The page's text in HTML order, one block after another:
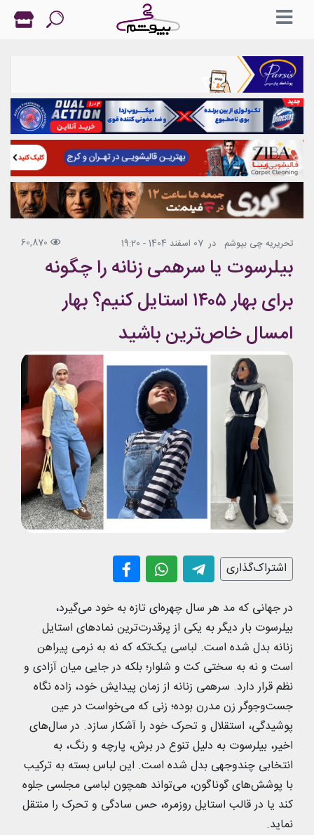
تحریریه چی بپوشم در 07 اسفند 1404 - 19:20 60,870
بیلرسوت یا سرهمی زنانه را چگونه
برای بهار ۱۴۰۵ استایل کنیم؟ بهار
امسال خاص‌ترین باشید
اشتراک‌گذاری
در جهانی که مد هر سال چهره‌ای تازه به خود می‌گیرد،
بیلرسوت بار دیگر به یکی از پرقدرت‌ترین نمادهای استایل
زنانه بدل شده است. لباسی یک‌تکه که نه به نرمی پیراهن
است و نه به سختی کت و شلوار؛ بلکه در جایی میان آزادی و
نظم قرار دارد. سرهمی زنانه از زمان پیدایش خود، زاده‌ نگاه
جست‌وجوگر زن مدرن بوده؛ زنی که می‌خواست در عین
پوشیدگی، استقلال و تحرک خود را آشکار سازد. در سال‌های
اخیر، بیلرسوت به دلیل تنوع در برش، پارچه و رنگ، به
انتخابی چندوجهی بدل شده است. این لباس بسته به ترکیب
با پوشش‌های گوناگون، می‌تواند همچون لباسی مجلسی جلوه
کند یا در قالب استایل روزمره، حس سادگی و تحرک را منتقل
نماید.